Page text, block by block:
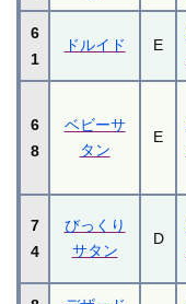
6
1
ドルイド E
6
8
ベビーサ
タン
E
7
4
びっくり
サタン
D